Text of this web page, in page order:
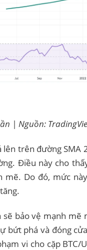
| Nguồn:
lên trên đường
Điều này cho
mẽ. Do đó, mức
bảo vệ mạnh
bứt phá và đóng
vi cho cặp BTC/